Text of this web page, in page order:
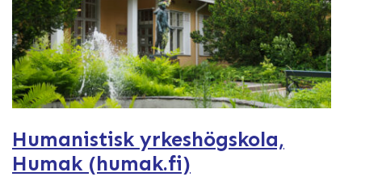
Humanistisk yrkeshögskola,
Humak (humak.fi)